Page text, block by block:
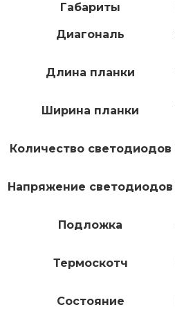
Габариты
Диагональ
Длина планки
Ширина планки
Количество светодиодов
Напряжение светодиодов
Подложка
Термоскотч
Состояние